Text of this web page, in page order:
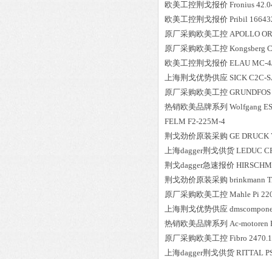
欧美工控荆戈报价 Fronius
欧美工控荆戈报价 Pribil
原厂采购欧美工控 APOLLO
原厂采购欧美工控 Kongsberg
欧美工控荆戈报价 ELAU MC-
上海荆戈优势供应 SICK C2C-
原厂采购欧美工控 GRUNDFOS
热销欧美品牌系列 Wolfgang
FELM F2-225M-4
荆戈劲价原装采购 GE DRUCK
上海dagger荆戈供货 LEDUC
荆戈dagger急速报价
荆戈劲价原装采购 brinkmann
原厂采购欧美工控 Mahle Pi
上海荆戈优势供应
热销欧美品牌系列 Ac-motoren
原厂采购欧美工控 Fibro
上海dagger荆戈供货 RITTAL